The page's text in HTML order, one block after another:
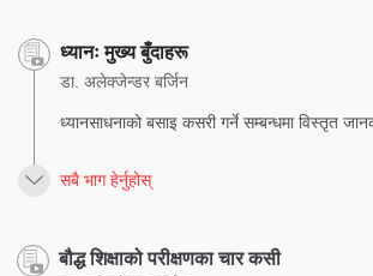
ध्यानः मुख्य बुँदाहरू
डा. अलेक्जेन्डर बर्जिन
ध्यानसाधनाको बसाइ कसरी गर्ने सम्बन्धमा विस्तृत
सबै भाग हेर्नुहोस्
बौद्ध शिक्षाको परीक्षणका चार कसी